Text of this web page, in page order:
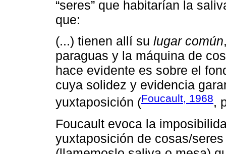
“seres” que habitarían la
que:
(...) tienen allí su lugar común
paraguas y la máquina de
hace evidente es sobre el
cuya solidez y evidencia
yuxtaposición (Foucault, 1968,
Foucault evoca la
yuxtaposición de cosas/